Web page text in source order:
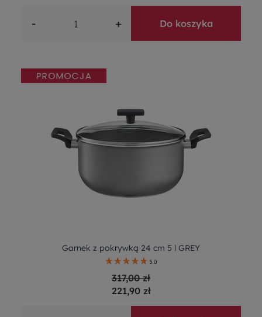
- + Do koszyka
Garnek z pokrywką 24 cm 5 l GREY
5.0
317,00 zł
221,90 zł